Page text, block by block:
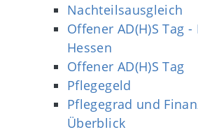
Nachteilsausgleich
Offener AD(H)S Tag -
Hessen
Offener AD(H)S Tag
Pflegegeld
Pflegegrad und
Überblick